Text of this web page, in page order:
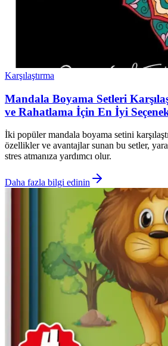
Karşılaştırma
Mandala Boyama Setleri
ve Rahatlama İçin En İyi
İki popüler mandala boyama setini
özellikler ve avantajlar sunan bu setler,
stres atmanıza yardımcı olur.
Daha fazla bilgi edinin